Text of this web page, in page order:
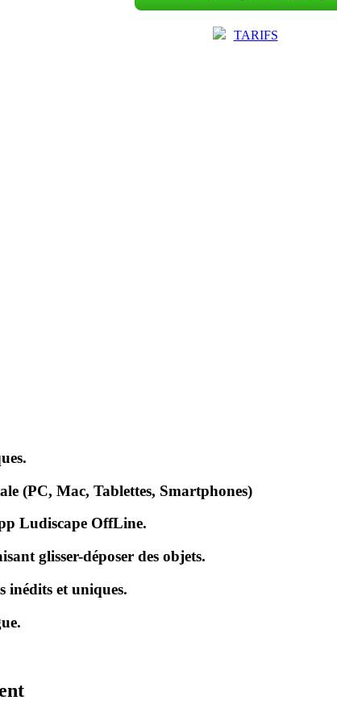
TARIFS
(PC, Mac, Tablettes, Smartphones)
Ludiscape OffLine.
glisser-déposer des objets.
inédits et uniques.